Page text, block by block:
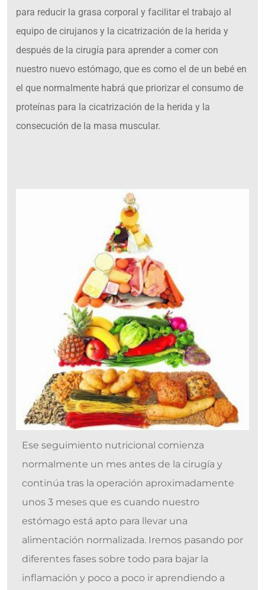
para reducir la grasa corporal y facilitar el trabajo al
equipo de cirujanos y la cicatrización de la herida y
después de la cirugía para aprender a comer con
nuestro nuevo estómago, que es como el de un bebé en
el que normalmente habrá que priorizar el consumo de
proteínas para la cicatrización de la herida y la
consecución de la masa muscular.
Ese seguimiento nutricional comienza
normalmente un mes antes de la cirugía y
continúa tras la operación aproximadamente
unos 3 meses que es cuando nuestro
estómago está apto para llevar una
alimentación normalizada. Iremos pasando por
diferentes fases sobre todo para bajar la
inflamación y poco a poco ir aprendiendo a